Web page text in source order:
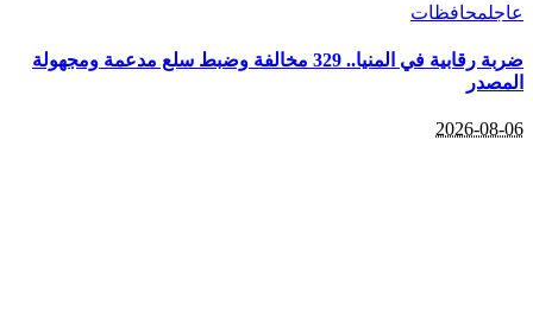
عاجلمحافظات
ضربة رقابية في المنيا.. 329 مخالفة وضبط سلع مدعمة ومجهولة
المصدر
2026-08-06